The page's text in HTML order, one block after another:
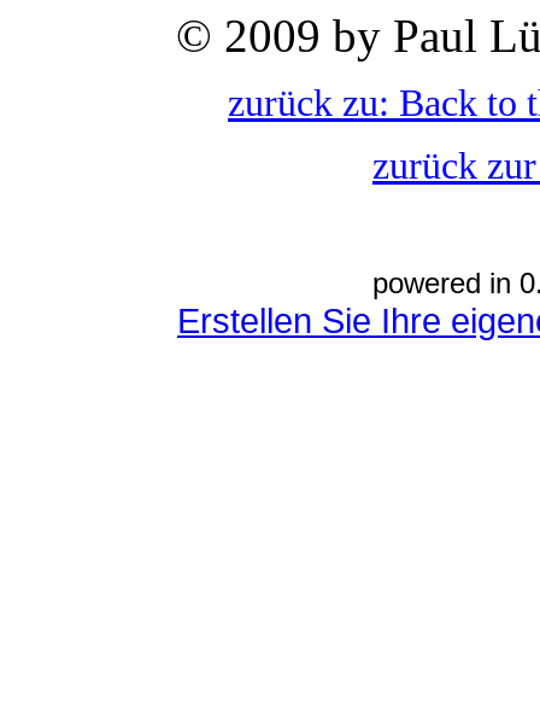
© 2009 by Paul
zurück zu: Back to
zurück
powered in
Erstellen Sie Ihre